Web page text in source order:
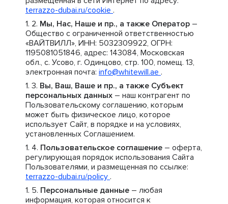
terrazzo-dubai.ru/cookie .
Мы, Нас, Наше и пр., а также Оператор –
Общество с ограниченной ответственностью
«ВАЙТВИЛЛ», ИНН: 5032309922, ОГРН:
1195081051846, адрес: 143084, Московская
обл., с. Усово, г. Одинцово, стр. 100, помещ. 13,
электронная почта: info@whitewill.ae .
Вы, Ваш, Ваше и пр., а также Субъект
персональных данных – наш контрагент по
Пользовательскому соглашению, которым
может быть физическое лицо, которое
использует Сайт, в порядке и на условиях,
установленных Соглашением.
Пользовательское соглашение – оферта,
регулирующая порядок использования Сайта
Пользователями, и размещенная по ссылке:
terrazzo-dubai.ru/policy .
Персональные данные – любая
информация, которая относится к